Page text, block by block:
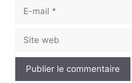
mail
web